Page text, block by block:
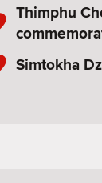
Thimphu
Simtokha